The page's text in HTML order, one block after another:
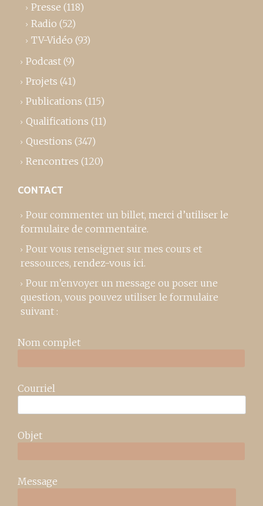
Presse (118)
Radio (52)
TV-Vidéo (93)
Podcast (9)
Projets (41)
Publications (115)
Qualifications (11)
Questions (347)
Rencontres (120)
CONTACT
Pour commenter un billet, merci d’utiliser le
formulaire de commentaire.
Pour vous renseigner sur mes cours et
ressources, rendez-vous ici.
Pour m’envoyer un message ou poser une
question, vous pouvez utiliser le formulaire
suivant :
Nom complet
Courriel
Objet
Message